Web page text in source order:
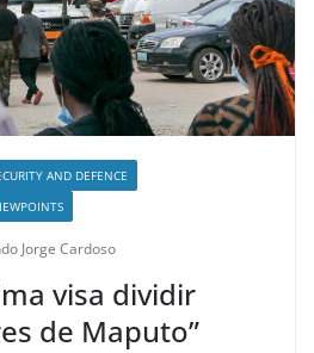
AND DEFENCE
Jorge Cardoso
visa dividir
de Maputo”